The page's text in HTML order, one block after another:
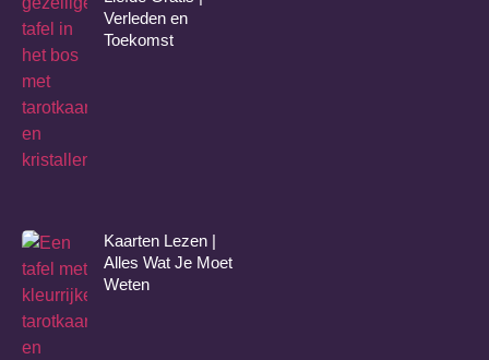
Verleden en
Toekomst
Kaarten Lezen |
Alles Wat Je Moet
Weten